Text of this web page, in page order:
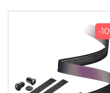
-